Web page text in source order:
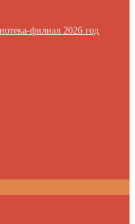
филиал 2026 год